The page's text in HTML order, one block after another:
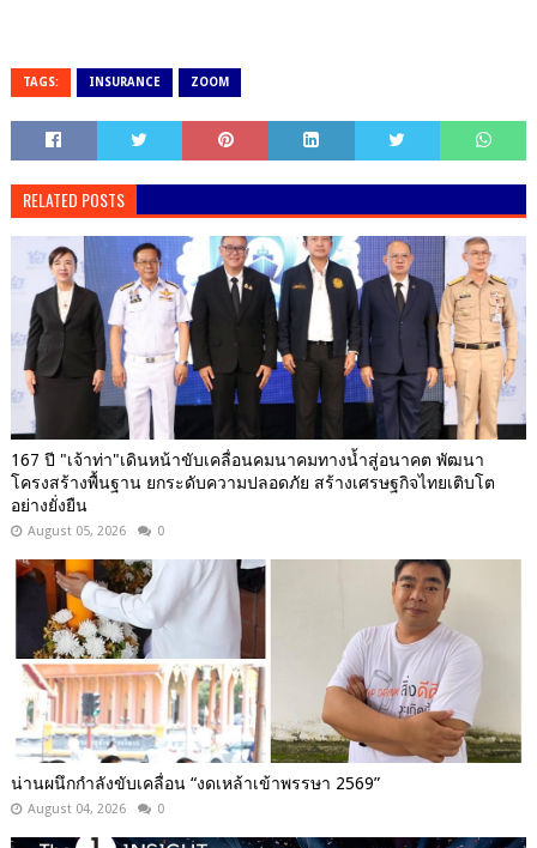
TAGS: INSURANCE ZOOM
RELATED POSTS
167 ปี "เจ้าท่า"เดินหน้าขับเคลื่อนคมนาคมทางน้ำสู่อนาคต พัฒนา
โครงสร้างพื้นฐาน ยกระดับความปลอดภัย สร้างเศรษฐกิจไทยเติบโต
อย่างยั่งยืน
August 05, 2026 0
น่านผนึกกำลังขับเคลื่อน “งดเหล้าเข้าพรรษา 2569”
August 04, 2026 0